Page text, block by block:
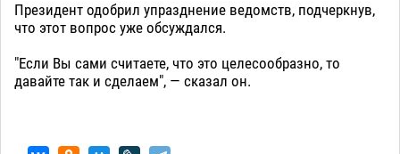
Президент одобрил упразднение ведомств, подчеркнув,
что этот вопрос уже обсуждался.
"Если Вы сами считаете, что это целесообразно, то
давайте так и сделаем", — сказал он.